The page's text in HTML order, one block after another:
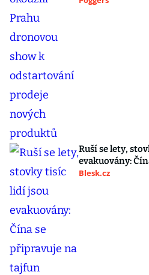
Ruší se lety,
evakuovány:
Blesk.cz